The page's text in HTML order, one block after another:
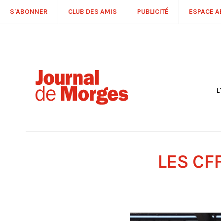
S'ABONNER CLUB DES AMIS PUBLICITÉ ESPACE
LES